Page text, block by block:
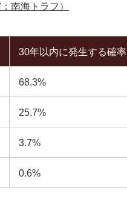
南海トラフ）
30年以内に発生する確率
68.3%
25.7%
3.7%
0.6%